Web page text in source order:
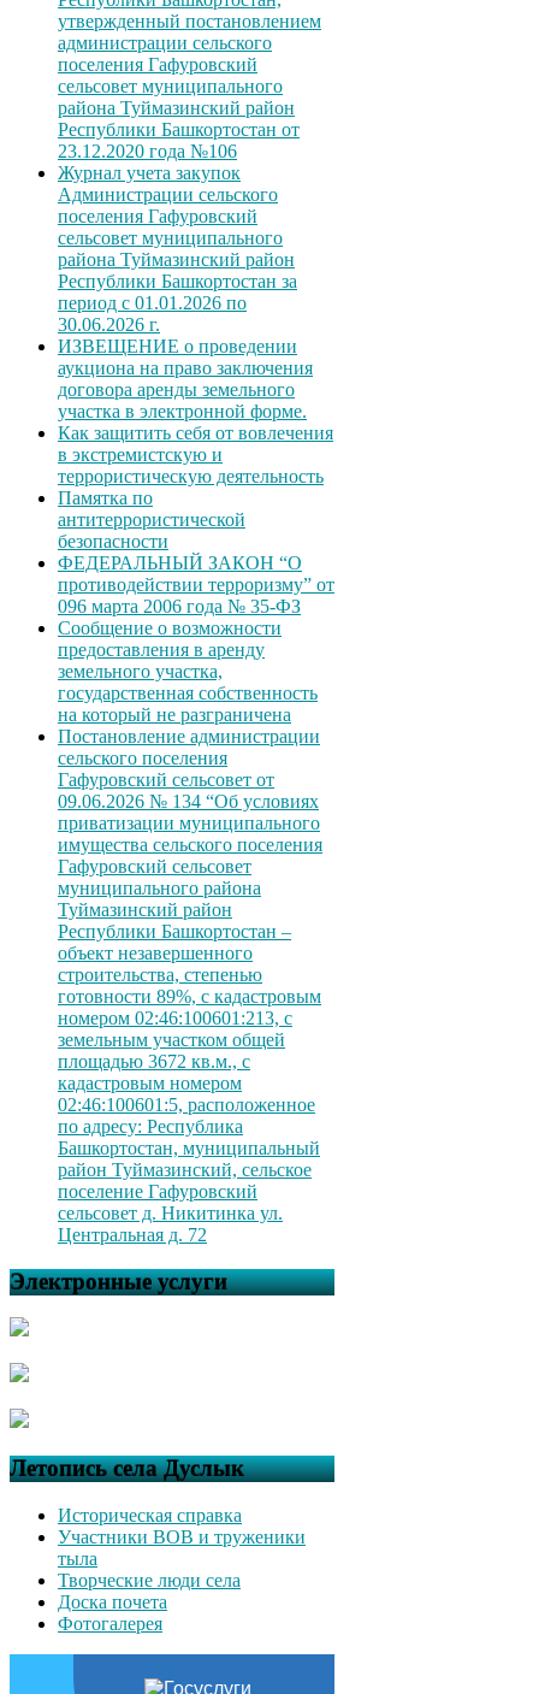
утвержденный постановлением
администрации сельского
поселения Гафуровский
сельсовет муниципального
района Туймазинский район
Республики Башкортостан от
23.12.2020 года №106
Журнал учета закупок
Администрации сельского
поселения Гафуровский
сельсовет муниципального
района Туймазинский район
Республики Башкортостан за
период с 01.01.2026 по
30.06.2026 г.
ИЗВЕЩЕНИЕ о проведении
аукциона на право заключения
договора аренды земельного
участка в электронной форме.
Как защитить себя от вовлечения
в экстремистскую и
террористическую деятельность
Памятка по
антитеррористической
безопасности
ФЕДЕРАЛЬНЫЙ ЗАКОН “О
противодействии терроризму” от
096 марта 2006 года № 35-ФЗ
Сообщение о возможности
предоставления в аренду
земельного участка,
государственная собственность
на который не разграничена
Постановление администрации
сельского поселения
Гафуровский сельсовет от
09.06.2026 № 134 “Об условиях
приватизации муниципального
имущества сельского поселения
Гафуровский сельсовет
муниципального района
Туймазинский район
Республики Башкортостан –
объект незавершенного
строительства, степенью
готовности 89%, с кадастровым
номером 02:46:100601:213, с
земельным участком общей
площадью 3672 кв.м., с
кадастровым номером
02:46:100601:5, расположенное
по адресу: Республика
Башкортостан, муниципальный
район Туймазинский, сельское
поселение Гафуровский
сельсовет д. Никитинка ул.
Центральная д. 72
Электронные услуги
Летопись села Дуслык
Историческая справка
Участники ВОВ и труженики
тыла
Творческие люди села
Доска почета
Фотогалерея